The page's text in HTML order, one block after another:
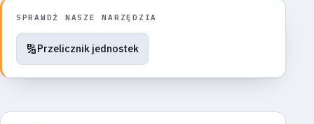
SPRAWDŹ NASZE NARZĘDZIA
🔢Przelicznik jednostek